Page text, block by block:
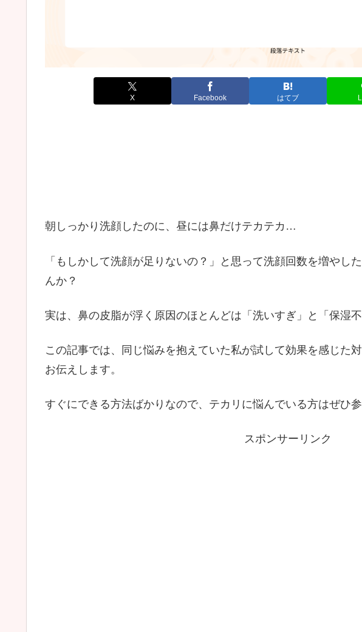
X Facebook はてブ
朝しっかり洗顔したのに、昼には鼻だけテカテカ…
「もしかして洗顔が足りないの？」と思って洗顔回数を増やし
んか？
実は、鼻の皮脂が浮く原因のほとんどは「洗いすぎ」と「保湿不
この記事では、同じ悩みを抱えていた私が試して効果を感じた
お伝えします。
すぐにできる方法ばかりなので、テカリに悩んでいる方はぜひ
スポンサーリンク